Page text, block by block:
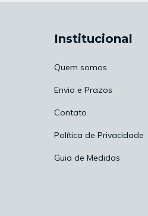
Institucional
Quem somos
Envio e Prazos
Contato
Política de Privacidade
Guia de Medidas